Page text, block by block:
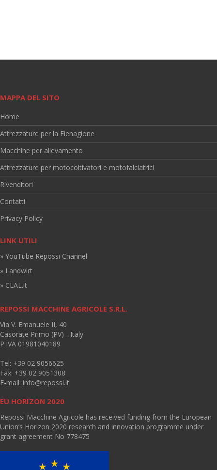
MAPPA DEL SITO
Home
Attrezzature per la Fienagione
Macchine per allevamento
Attrezzature per motocoltivatori e motofalciatrici
Rivenditori
Contatti
Privacy Policy
LINK UTILI
» YouTube Repossi Channel
» Landwirt
» CLAL.it
REPOSSI MACCHINE AGRICOLE S.R.L.
Via V. Emanuele II, 40
Casorate Primo (PV) - Italy
P.IVA 01981040189
Tel: +39 02 9056625
Fax: +39 02 9051308
E-mail: info@repossi.it
EU HORIZON 2020
Repossi Macchine Agricole has received funding from the European
Union’s Horizon 2020 research and innovation programme under
grant agreement No 778475